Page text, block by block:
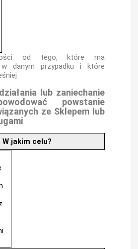
od tego, które ma
w danym przypadku i które
lub zaniechanie
powstanie
ze Sklepem lub
W jakim celu?